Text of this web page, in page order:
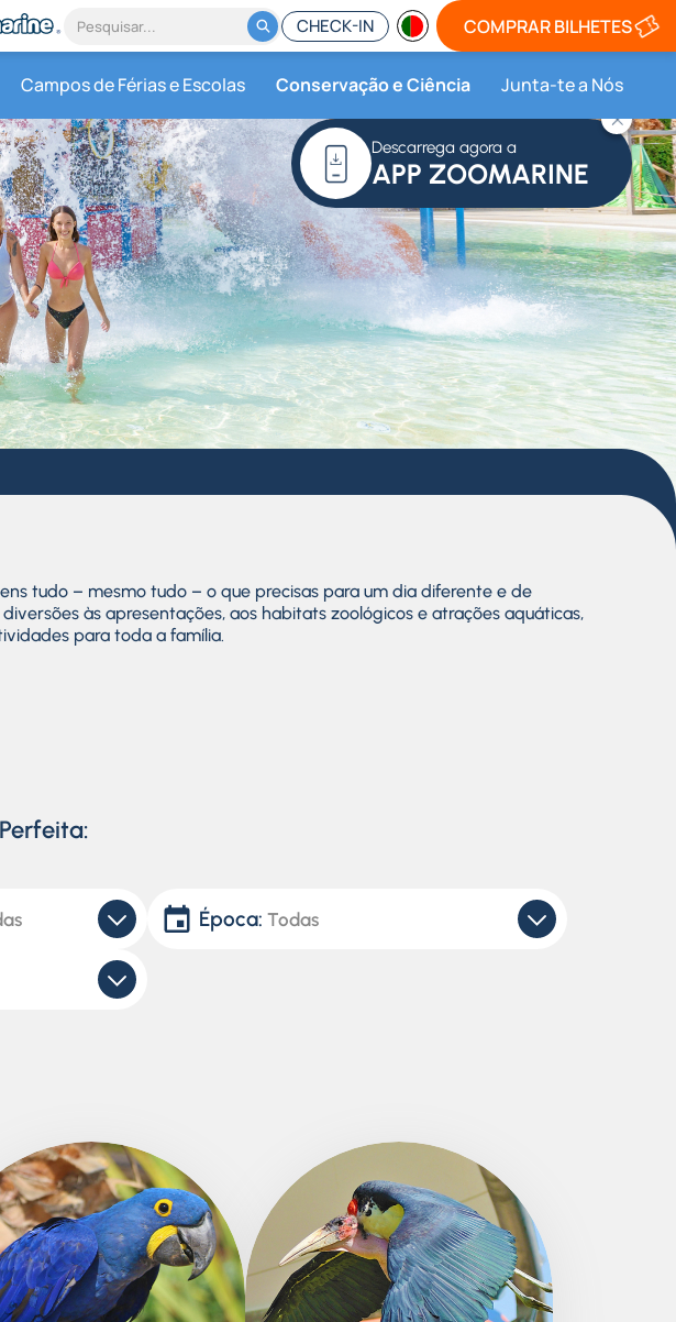
CHECK-IN COMPRAR BILHETES
Campos de Férias e Escolas Conservação e Ciência Junta-te a Nós
Descarrega agora a
APP ZOOMARINE
tudo – mesmo tudo – o que precisas para um dia diferente e de
às apresentações, aos habitats zoológicos e atrações aquáticas,
para toda a família.
Época: Todas